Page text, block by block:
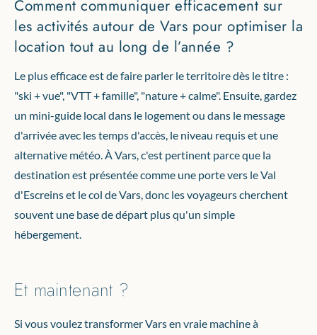
Comment communiquer efficacement sur
les activités autour de Vars pour optimiser la
location tout au long de l’année ?
Le plus efficace est de faire parler le territoire dès le titre :
"ski + vue", "VTT + famille", "nature + calme". Ensuite, gardez
un mini-guide local dans le logement ou dans le message
d'arrivée avec les temps d'accès, le niveau requis et une
alternative météo. À Vars, c'est pertinent parce que la
destination est présentée comme une porte vers le Val
d'Escreins et le col de Vars, donc les voyageurs cherchent
souvent une base de départ plus qu'un simple
hébergement.
Et maintenant ?
Si vous voulez transformer Vars en vraie machine à